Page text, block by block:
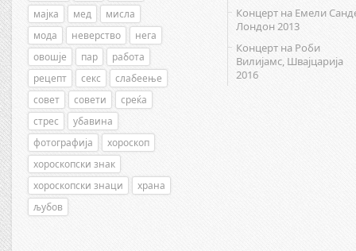
мајка
мед
мисла
мода
неверство
нега
овошје
пар
работа
рецепт
секс
слабеење
совет
совети
среќа
стрес
убавина
фотографија
хороскоп
хороскопски знак
хороскопски знаци
храна
љубов
Концерт на Емели
Лондон 2013
Концерт на Роби
Вилијамс, Швајцарија
2016